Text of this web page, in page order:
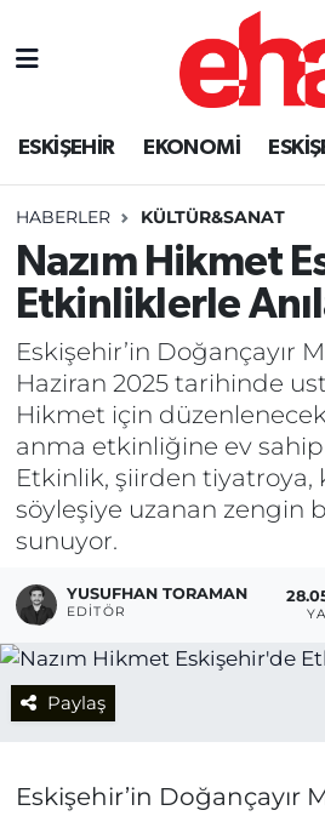
ESKİŞEHİR EKONOMİ
HABERLER KÜLTÜR&SANAT
Nazım Hikmet
Etkinliklerle
Eskişehir’in Doğançayır
Haziran 2025 tarihinde
Hikmet için
anma etkinliğine ev
Etkinlik, şiirden tiyatroya,
söyleşiye uzanan zengin
sunuyor.
YUSUFHAN TORAMAN
EDITÖR
Paylaş
Eskişehir’in Doğançayır